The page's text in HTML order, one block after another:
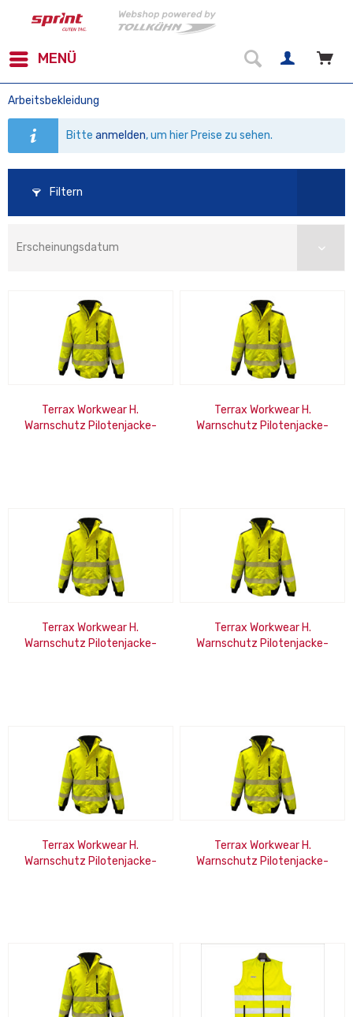
MENÜ
Arbeitsbekleidung
Bitteanmelden, um hier Preise zu sehen.
Filtern
Terrax Workwear H.
Warnschutz Pilotenjacke-
Terrax Workwear H.
Warnschutz Pilotenjacke-
Terrax Workwear H.
Warnschutz Pilotenjacke-
Terrax Workwear H.
Warnschutz Pilotenjacke-
Terrax Workwear H.
Warnschutz Pilotenjacke-
Terrax Workwear H.
Warnschutz Pilotenjacke-